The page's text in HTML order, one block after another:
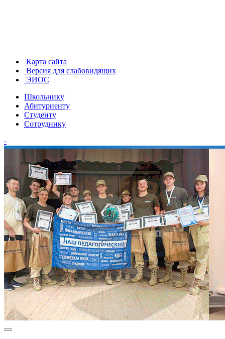
Карта сайта
Версия для слабовидящих
ЭИОС
Школьнику
Абитуриенту
Студенту
Сотруднику
-